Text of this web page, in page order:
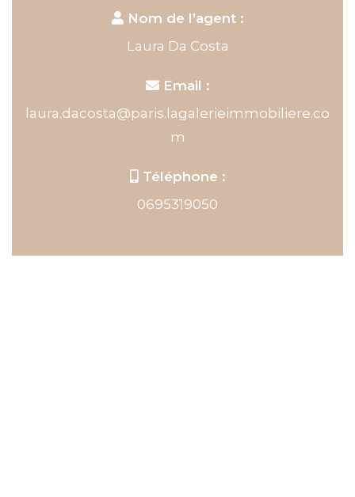
Nom de l’agent :
Laura Da Costa
Email :
laura.dacosta@paris.lagalerieimmobiliere.co
m
Téléphone :
0695319050